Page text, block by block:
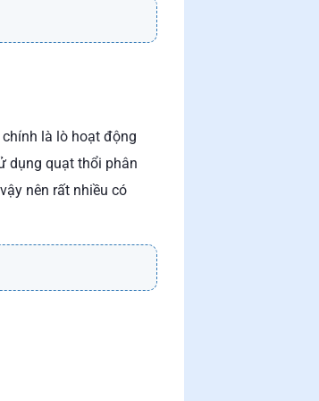
là lò hoạt động
dụng quạt thổi phân
nên rất nhiều có